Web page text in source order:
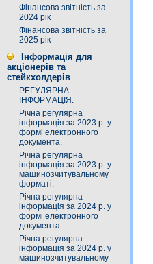
Фінансова звітність за
2024 рік
Фінансова звітність за
2025 рік
Інформація для
акціонерів та
стейкхолдерів
РЕГУЛЯРНА
ІНФОРМАЦІЯ.
Річна регулярна
інформація за 2023 р. у
формі електронного
документа.
Річна регулярна
інформація за 2023 р. у
машинозчитувальному
форматі.
Річна регулярна
інформація за 2024 р. у
формі електронного
документа.
Річна регулярна
інформація за 2024 р. у
машинозчитувальному